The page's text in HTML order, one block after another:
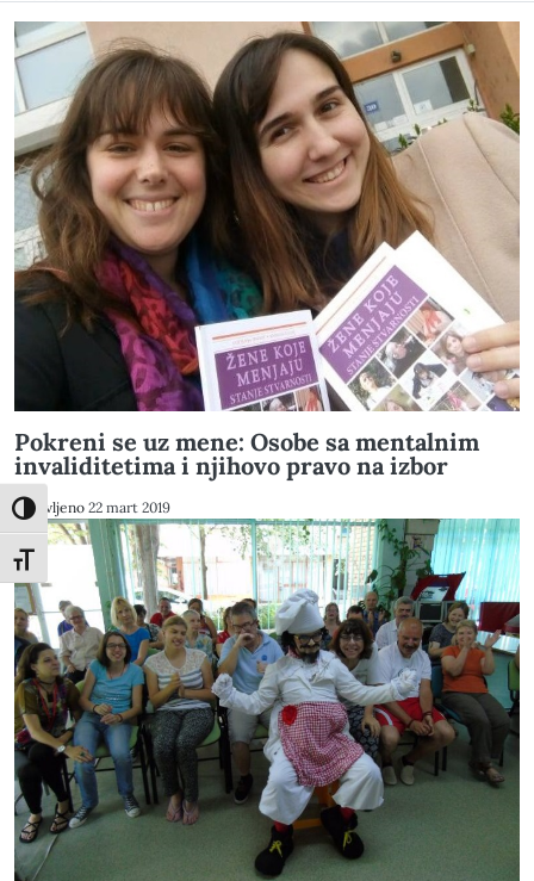
Toggle High Contrast
Toggle Font size
Pokreni se uz mene: Osobe sa mentalnim
invaliditetima i njihovo pravo na izbor
Objavljeno 22 mart 2019